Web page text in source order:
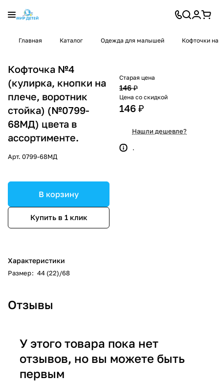
Главная Каталог Одежда для малышей Кофточки
Кофточка №4
(кулирка, кнопки на
плече, воротник
стойка) (№0799-
68МД) цвета в
ассортименте.
Арт. 0799-68МД
В корзину
Купить в 1 клик
Характеристики
Размер: 44 (22)/68
Старая цена
146 ₽
Цена со скидкой
146 ₽
Нашли дешевле?
.
Отзывы
У этого товара пока нет
отзывов, но вы можете быть
первым